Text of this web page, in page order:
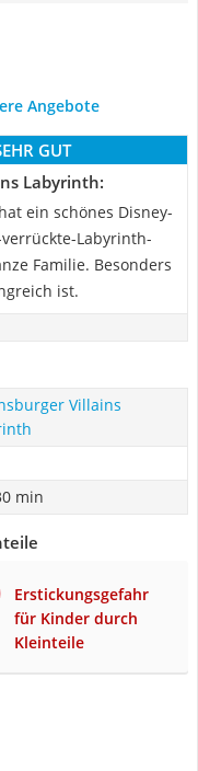
Angebote
GUT
Labyrinth:
ein schönes Disney-
Labyrinth-
Familie. Besonders
ist.
Villains
min
Erstickungsgefahr
für Kinder durch
Kleinteile